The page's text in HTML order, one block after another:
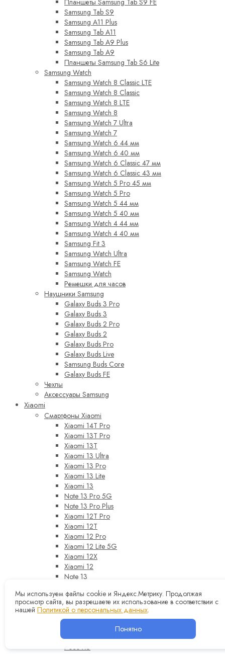
Планшеты Samsung Tab S9 FE
Samsung Tab S9
Samsung A11 Plus
Samsung Tab A11
Samsung Tab A9 Plus
Samsung Tab A9
Планшеты Samsung Tab S6 Lite
Samsung Watch
Samsung Watch 8 Classic LTE
Samsung Watch 8 Classic
Samsung Watch 8 LTE
Samsung Watch 8
Samsung Watch 7 Ultra
Samsung Watch 7
Samsung Watch 6 44 мм
Samsung Watch 6 40 мм
Samsung Watch 6 Classic 47 мм
Samsung Watch 6 Classic 43 мм
Samsung Watch 5 Pro 45 мм
Samsung Watch 5 Pro
Samsung Watch 5 44 мм
Samsung Watch 5 40 мм
Samsung Watch 4 44 мм
Samsung Watch 4 40 мм
Samsung Fit 3
Samsung Watch Ultra
Samsung Watch FE
Samsung Watch
Ремешки для часов
Наушники Samsung
Galaxy Buds 3 Pro
Galaxy Buds 3
Galaxy Buds 2 Pro
Galaxy Buds 2
Galaxy Buds Pro
Galaxy Buds Live
Samsung Buds Core
Galaxy Buds FE
Чехлы
Аксессуары Samsung
Xiaomi
Смартфоны Xiaomi
Xiaomi 14T Pro
Xiaomi 13T Pro
Xiaomi 13T
Xiaomi 13 Ultra
Xiaomi 13 Pro
Xiaomi 13 Lite
Xiaomi 13
Note 13 Pro 5G
Note 13 Pro Plus
Xiaomi 12T Pro
Xiaomi 12T
Xiaomi 12 Pro
Xiaomi 12 Lite 5G
Xiaomi 12X
Xiaomi 12
Note 13
Note 12 Pro Plus
Note 12 Pro
Note 12
Poco X6 Pro
Poco X6
Мы используем файлы cookie и Яндекс.Метрику. Продолжая
просмотр сайта, вы разрешаете их использование в соответствии с
нашей Политикой о персональных данных.
Понятно